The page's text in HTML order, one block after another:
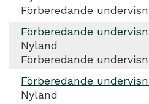
Förberedande
Förberedande
Nyland
Förberedande
Förberedande
Nyland